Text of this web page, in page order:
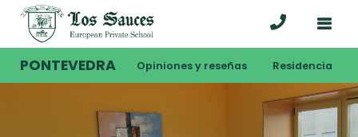
PONTEVEDRA Opiniones y reseñas Residencia